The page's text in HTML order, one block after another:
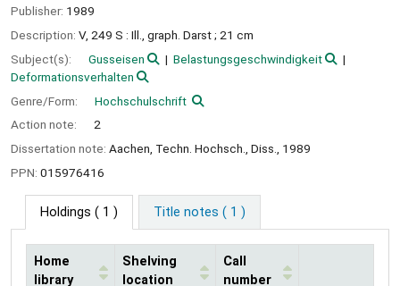
Publisher: 1989
Description: V, 249 S : Ill., graph. Darst ; 21 cm
Subject(s):
Gusseisen
Belastungsgeschwindigkeit
Deformationsverhalten
Genre/Form:
Hochschulschrift
Action note:
2
Dissertation note: Aachen, Techn. Hochsch., Diss., 1989
PPN: 015976416
Holdings ( 1 ) Title notes ( 1 )
Home
library
Shelving
location
Call
number